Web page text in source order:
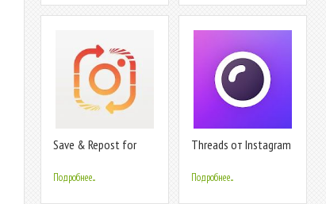
Save & Repost for
Подробнее...
Threads от Instagram
Подробнее...